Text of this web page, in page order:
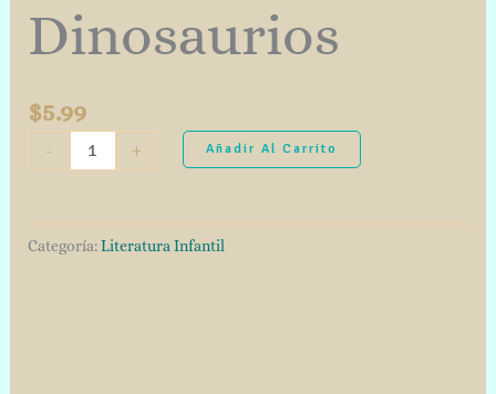
Dinosaurios
$5.99
- + Añadir Al Carrito
Categoría:Literatura Infantil